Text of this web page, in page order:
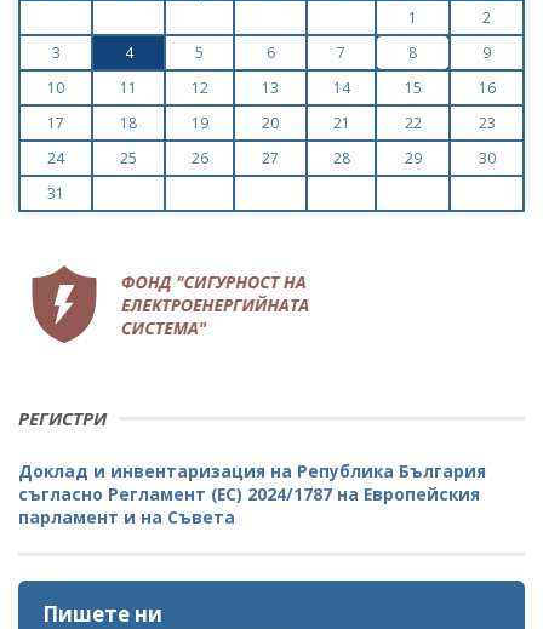
1
2
3
4 5 6 7 8
9
10
11 12 13 14 15
16
17
18 19 20 21 22
23
24
25 26 27 28 29
30
31
РЕГИСТРИ
Доклад и инвентаризация на Република България
съгласно Регламент (ЕС) 2024/1787 на Европейския
парламент и на Съвета
Пишете ни